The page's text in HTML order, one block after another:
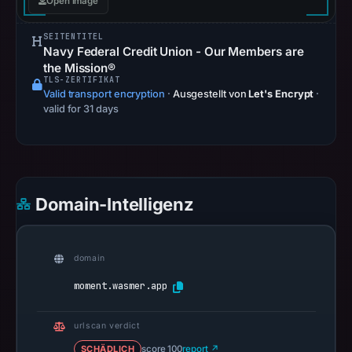
at
UTC.
no
positive
result
2026
SEITENTITEL
Navy Federal Credit Union - Our Members are
the Mission®
TLS-ZERTIFIKAT
Valid transport encryption · Ausgestellt vonLet's Encrypt ·
valid for 31 days
Domain-Intelligenz
domain
moment.wasmer.app
urlscan verdict
SCHÄDLICH score 100report ↗